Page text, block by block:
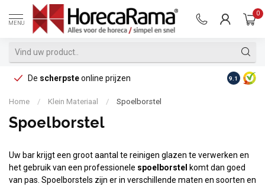
MENU
0
De scherpsteonline prijzen Op
9.1
Home / Klein Materiaal / Spoelborstel
Spoelborstel
Uw bar krijgt een groot aantal te reinigen glazen te verwerken en
het gebruik van een professionele spoelborstel komt dan goed
van pas. Spoelborstels zijn er in verschillende maten en soorten en